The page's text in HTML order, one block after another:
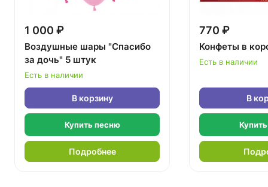
1 000 ₽
Воздушные шары "Спасибо
за дочь" 5 штук
Есть в наличии
В корзину
Купить песню
Подробнее
770 ₽
Конфеты в
Есть в наличии
В